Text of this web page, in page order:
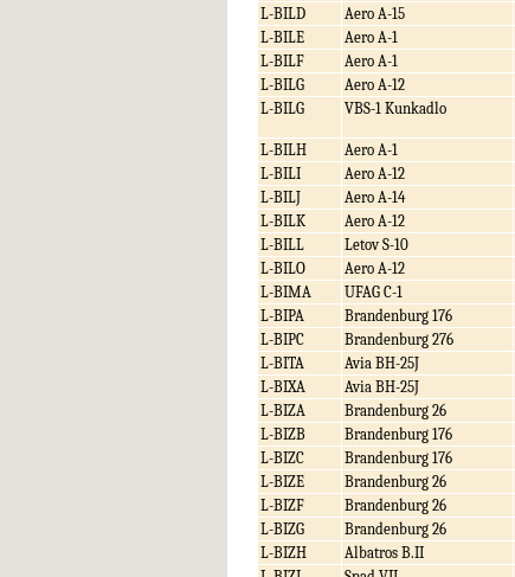
L-BILD
Aero A-15
L-BILE
Aero A-1
L-BILF
Aero A-1
L-BILG
Aero A-12
L-BILG
VBS-1 Kunkadlo
L-BILH
Aero A-1
L-BILI
Aero A-12
L-BILJ
Aero A-14
L-BILK
Aero A-12
L-BILL
Letov S-10
L-BILO
Aero A-12
L-BIMA
UFAG C-1
L-BIPA
Brandenburg 176
L-BIPC
Brandenburg 276
L-BITA
Avia BH-25J
L-BIXA
Avia BH-25J
L-BIZA
Brandenburg 26
L-BIZB
Brandenburg 176
L-BIZC
Brandenburg 176
L-BIZE
Brandenburg 26
L-BIZF
Brandenburg 26
L-BIZG
Brandenburg 26
L-BIZH
Albatros B.II